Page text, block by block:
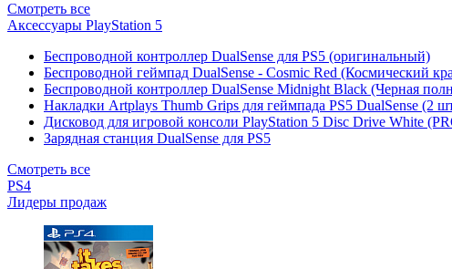
Смотреть все
Аксессуары PlayStation 5
Беспроводной контроллер DualSense для PS5 (оригинальный)
Беспроводной геймпад DualSense - Cosmic Red (Космический
Беспроводной контроллер DualSense Midnight Black (Черная
Накладки Artplays Thumb Grips для геймпада PS5 DualSense (2
Дисковод для игровой консоли PlayStation 5 Disc Drive White
Зарядная станция DualSense для PS5
Смотреть все
PS4
Лидеры продаж